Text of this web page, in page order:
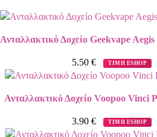
Ανταλλακτικό Δοχείο Geekvape
5.50 € ΤΙΜΗ ESHOP
Ανταλλακτικό Δοχείο Voopoo Vinci
3.90 € ΤΙΜΗ ESHOP